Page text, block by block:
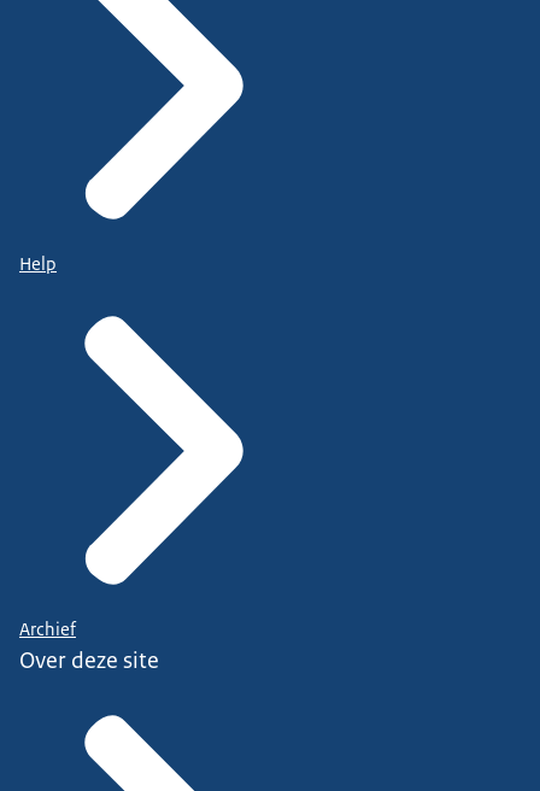
Help
Archief
Over deze site